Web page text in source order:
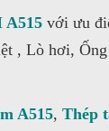
A515 với ưu
, Lò hơi,
A515, Thép